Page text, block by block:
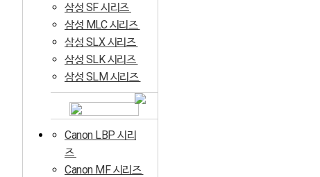
삼성 SF 시리즈
삼성 MLC 시리즈
삼성 SLX 시리즈
삼성 SLK 시리즈
삼성 SLM 시리즈
Canon LBP 시리
즈
Canon MF 시리즈